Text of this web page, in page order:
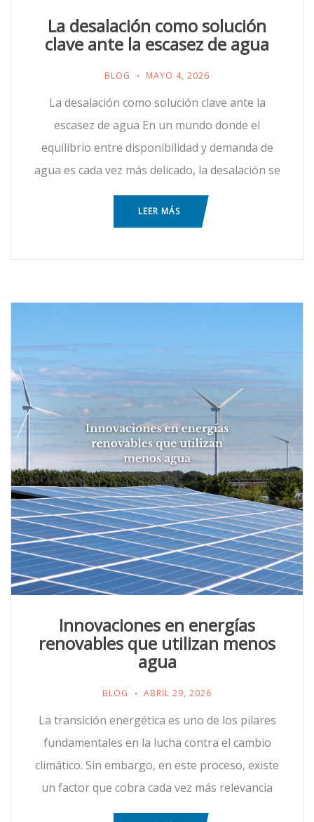
La desalación como solución
clave ante la escasez de agua
BLOG MAYO 4, 2026
La desalación como solución clave ante la
escasez de agua En un mundo donde el
equilibrio entre disponibilidad y demanda de
agua es cada vez más delicado, la desalación se
LEER MÁS
Innovaciones en energías
renovables que utilizan menos
agua
BLOG ABRIL 29, 2026
La transición energética es uno de los pilares
fundamentales en la lucha contra el cambio
climático. Sin embargo, en este proceso, existe
un factor que cobra cada vez más relevancia